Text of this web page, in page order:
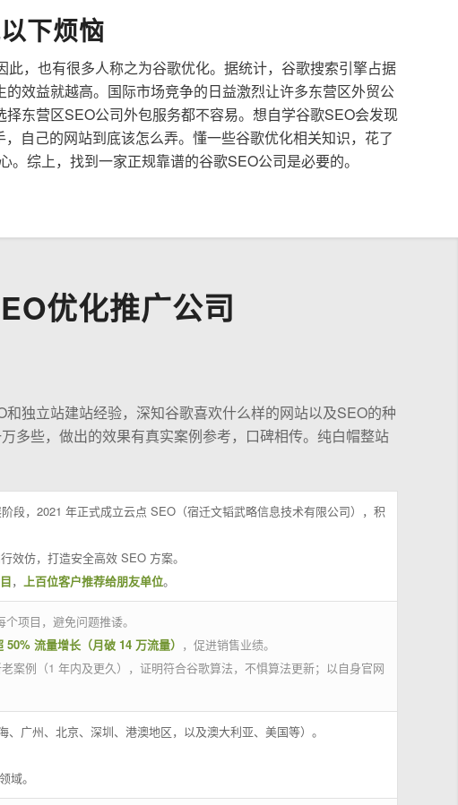
下烦恼
，也有很多人称之为谷歌优化。据统计，谷歌搜索引擎占据
效益就越高。国际市场竞争的日益激烈让许多东营区外贸公
东营区SEO公司外包服务都不容易。想自学谷歌SEO会发现
自己的网站到底该怎么弄。懂一些谷歌优化相关知识，花了
综上，找到一家正规靠谱的谷歌SEO公司是必要的。
优化推广公司
独立站建站经验，深知谷歌喜欢什么样的网站以及SEO的种
多些，做出的效果有真实案例参考，口碑相传。纯白帽整站
段，2021 年正式成立云点 SEO（宿迁文韬武略信息技术有限公司），积
效仿，打造安全高效 SEO 方案。
， 上百位客户推荐给朋友单位。
项目，避免问题推诿。
50% 流量增长（月破 14 万流量） ，促进销售业绩。
案例（1 年内及更久），证明符合谷歌算法，不惧算法更新；以自身官网
广州、北京、深圳、港澳地区，以及澳大利亚、美国等）。
域。